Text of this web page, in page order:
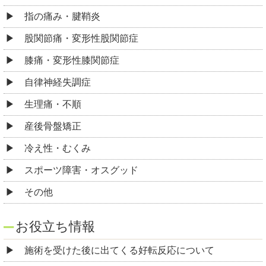
指の痛み・腱鞘炎
股関節痛・変形性股関節症
膝痛・変形性膝関節症
自律神経失調症
生理痛・不順
産後骨盤矯正
冷え性・むくみ
スポーツ障害・オスグッド
その他
お役立ち情報
施術を受けた後に出てくる好転反応について